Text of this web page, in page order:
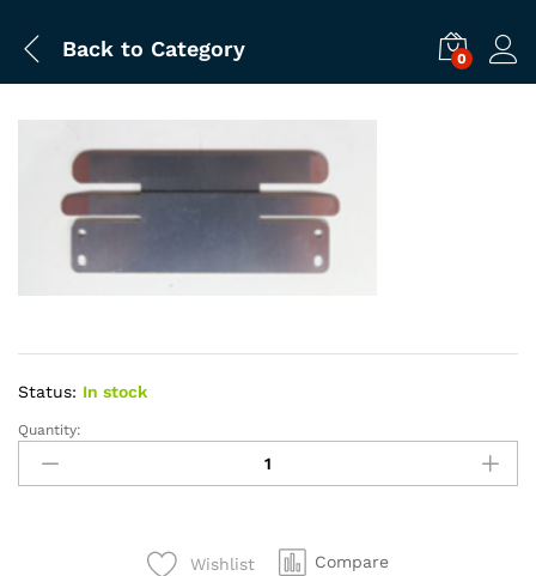
Back to Category 0
Status: In stock
MEDIA
PLATE
33
Quantity:
Wishlist Compare